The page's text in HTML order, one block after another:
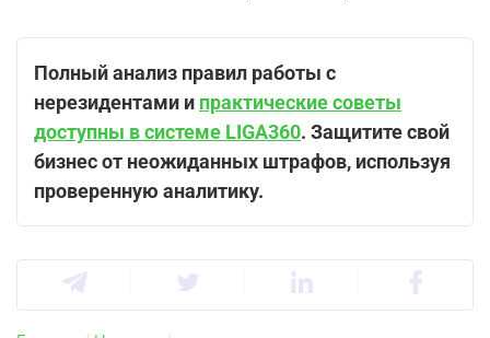
Полный анализ правил работы с
нерезидентами и практические советы
доступны в системе LIGA360. Защитите свой
бизнес от неожиданных штрафов, используя
проверенную аналитику.